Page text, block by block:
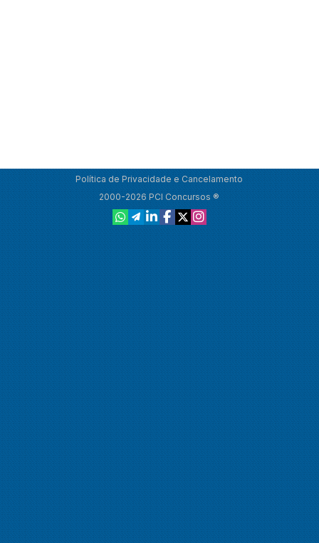
Política de Privacidade e Cancelamento
2000-2026 PCI Concursos ®